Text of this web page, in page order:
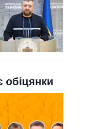
обіцянки